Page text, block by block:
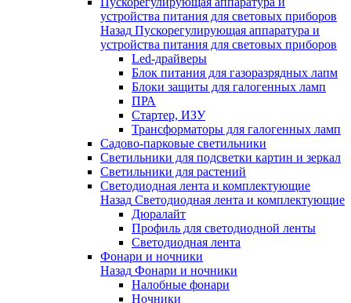
устройства питания для световых приборов
Назад Пускорегулирующая аппаратура и
устройства питания для световых приборов
Led-драйверы
Блок питания для газоразрядных лапм
Блоки защиты для галогенных ламп
ПРА
Стартер, ИЗУ
Трансформаторы для галогенных ламп
Садово-парковые светильники
Светильники для подсветки картин и зеркал
Светильники для растений
Светодиодная лента и комплектующие
Назад Светодиодная лента и комплектующие
Дюралайт
Профиль для светодиодной ленты
Светодиодная лента
Фонари и ночники
Назад Фонари и ночники
Налобные фонари
Ночники